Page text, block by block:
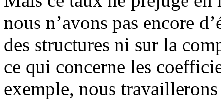
nous n’avons pas encore
des structures ni sur la
ce qui concerne les
exemple, nous